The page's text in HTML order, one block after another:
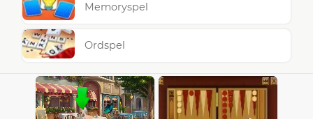
Memoryspel
Ordspel